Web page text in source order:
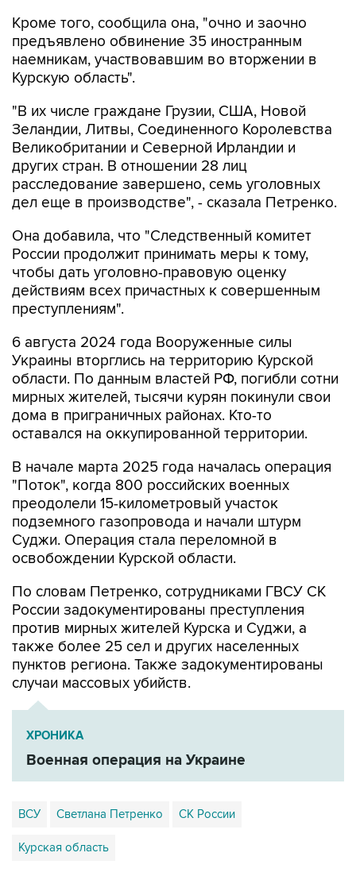
Кроме того, сообщила она, "очно и заочно
предъявлено обвинение 35 иностранным
наемникам, участвовавшим во вторжении в
Курскую область".
"В их числе граждане Грузии, США, Новой
Зеландии, Литвы, Соединенного Королевства
Великобритании и Северной Ирландии и
других стран. В отношении 28 лиц
расследование завершено, семь уголовных
дел еще в производстве", - сказала Петренко.
Она добавила, что "Cледственный комитет
России продолжит принимать меры к тому,
чтобы дать уголовно-правовую оценку
действиям всех причастных к совершенным
преступлениям".
6 августа 2024 года Вооруженные силы
Украины вторглись на территорию Курской
области. По данным властей РФ, погибли сотни
мирных жителей, тысячи курян покинули свои
дома в приграничных районах. Кто-то
оставался на оккупированной территории.
В начале марта 2025 года началась операция
"Поток", когда 800 российских военных
преодолели 15-километровый участок
подземного газопровода и начали штурм
Суджи. Операция стала переломной в
освобождении Курской области.
По словам Петренко, сотрудниками ГВСУ СК
России задокументированы преступления
против мирных жителей Курска и Суджи, а
также более 25 сел и других населенных
пунктов региона. Также задокументированы
случаи массовых убийств.
ХРОНИКА
Военная операция на Украине
ВСУ Светлана Петренко СК России
Курская область